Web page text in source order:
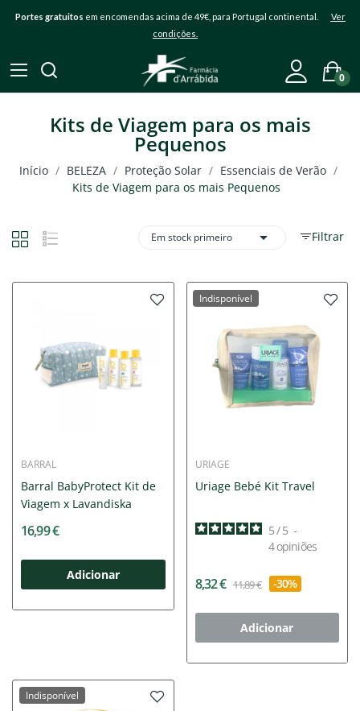
Portes gratuitos em encomendas acima de 49€, para Portugal continental. Ver
condições.
0
Kits de Viagem para os mais
Pequenos
Início BELEZA Proteção Solar
Essenciais de Verão
Kits de Viagem para os mais Pequenos
Filtrar
Em stock primeiro 
BARRAL
Barral BabyProtect Kit de
Viagem x Lavandiska
16,99 €
Adicionar
Indisponível
URIAGE
Uriage Bebé Kit Travel
5/ 5 -
4opiniões
8,32 € 11,89 € -30%
Adicionar
Indisponível